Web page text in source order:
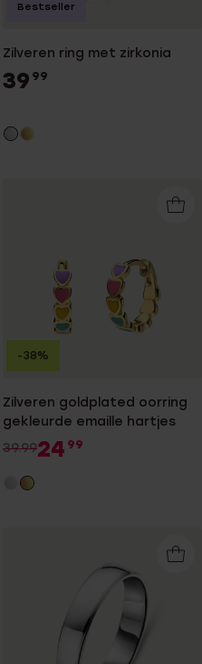
Zilveren ring met zirkonia
39 99
Bestseller
Zilveren goldplated oorring
gekleurde emaille hartjes
39.9924 99
-38%